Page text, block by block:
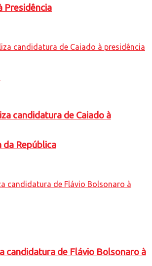
Presidência
candidatura de Caiado à
da República
candidatura de Flávio Bolsonaro à